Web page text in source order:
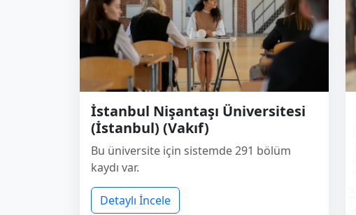
İstanbul Nişantaşı Üniversitesi
(İstanbul) (Vakıf)
Bu üniversite için sistemde 291 bölüm
kaydı var.
Detaylı İncele